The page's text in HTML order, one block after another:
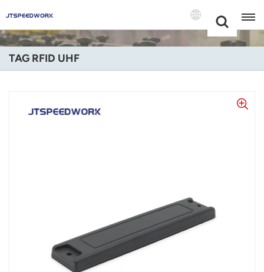
+86 -18681515767
English
Español
Português
TAG RFID UHF